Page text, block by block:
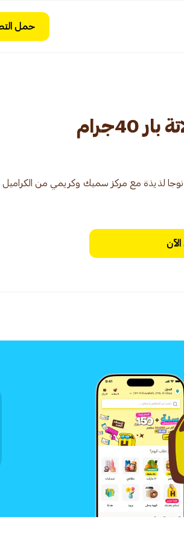
حمل
نوجا لذيذة مع مركز سميك وكريمي من